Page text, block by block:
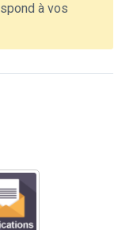
à vos